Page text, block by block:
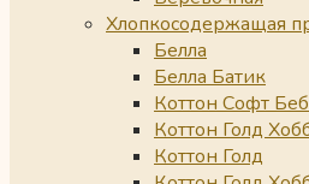
Хлопкосодержащая
Белла
Белла Батик
Коттон Софт
Коттон Голд
Коттон Голд